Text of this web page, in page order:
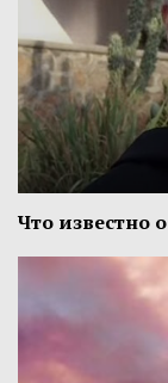
Что известно